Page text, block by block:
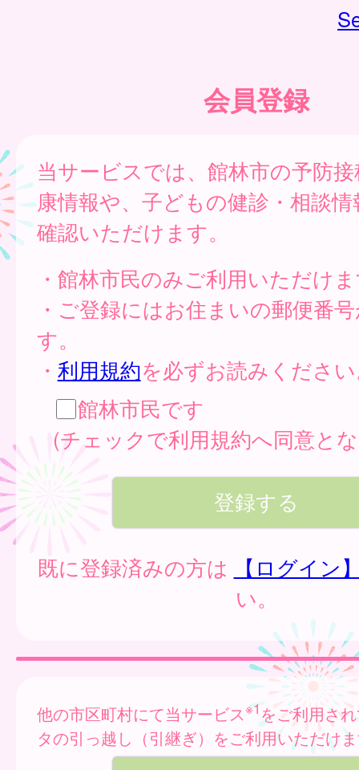
会員登録
当サービスでは、館林市の予防
康情報や、子どもの健診・相談
確認いただけます。
・館林市民のみご利用いただけ
・ご登録にはお住まいの郵便番
す。
・ 利用規約を必ずお読みくださ
館林市民です
(チェックで利用規約へ同意と
既に登録済みの方は
【ログイン
い。
他の市区町村にて当サービス※1をご利用さ
タの引っ越し（引継ぎ）をご利用いただけ